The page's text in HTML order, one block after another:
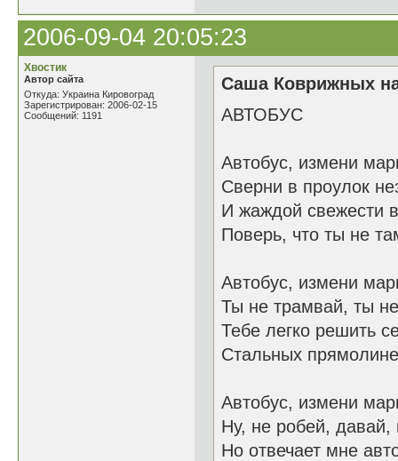
2006-09-04 20:05:23
Хвостик
Автор сайта
Откуда: Украина Кировоград
Зарегистрирован: 2006-02-15
Сообщений: 1191
Саша Коврижных
АВТОБУС
Автобус, измени
Сверни в проулок
И жаждой свежести
Поверь, что ты не
Автобус, измени
Ты не трамвай, ты
Тебе легко решить
Стальных
Автобус, измени
Ну, не робей, давай,
Но отвечает мне